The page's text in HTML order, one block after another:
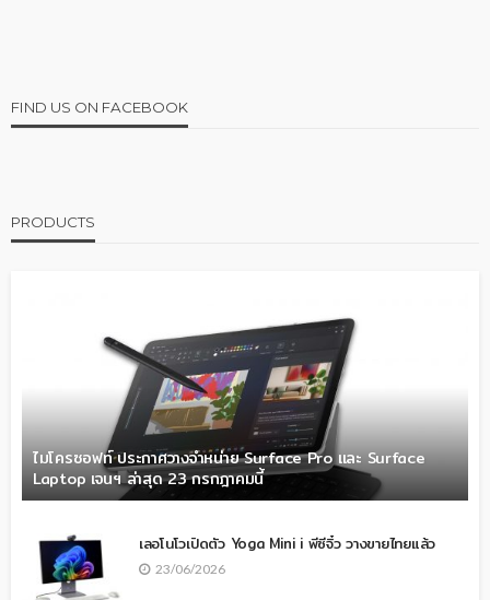
FIND US ON FACEBOOK
PRODUCTS
ไมโครซอฟท์ ประกาศวางจำหน่าย Surface Pro และ Surface
Laptop เจนฯ ล่าสุด 23 กรกฎาคมนี้
เลอโนโวเปิดตัว Yoga Mini i พีซีจิ๋ว วางขายไทยแล้ว
23/06/2026